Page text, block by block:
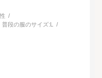
普段の服のサイズ:L